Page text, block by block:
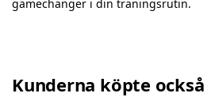
gamechanger i din träningsrutin.
Kunderna köpte också